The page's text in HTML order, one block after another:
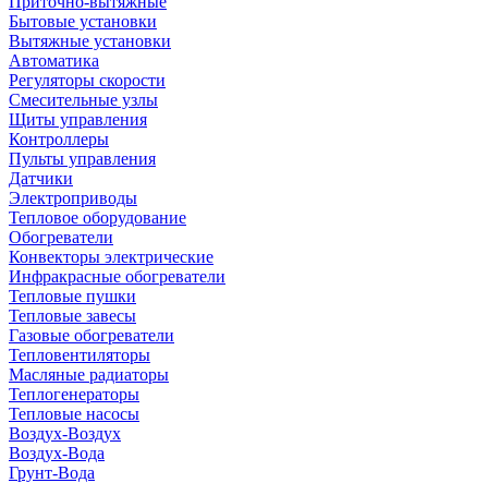
Бытовые установки
Вытяжные установки
Автоматика
Регуляторы скорости
Смесительные узлы
Щиты управления
Контроллеры
Пульты управления
Датчики
Электроприводы
Тепловое оборудование
Обогреватели
Конвекторы электрические
Инфракрасные обогреватели
Тепловые пушки
Тепловые завесы
Газовые обогреватели
Тепловентиляторы
Масляные радиаторы
Теплогенераторы
Тепловые насосы
Воздух-Воздух
Воздух-Вода
Грунт-Вода